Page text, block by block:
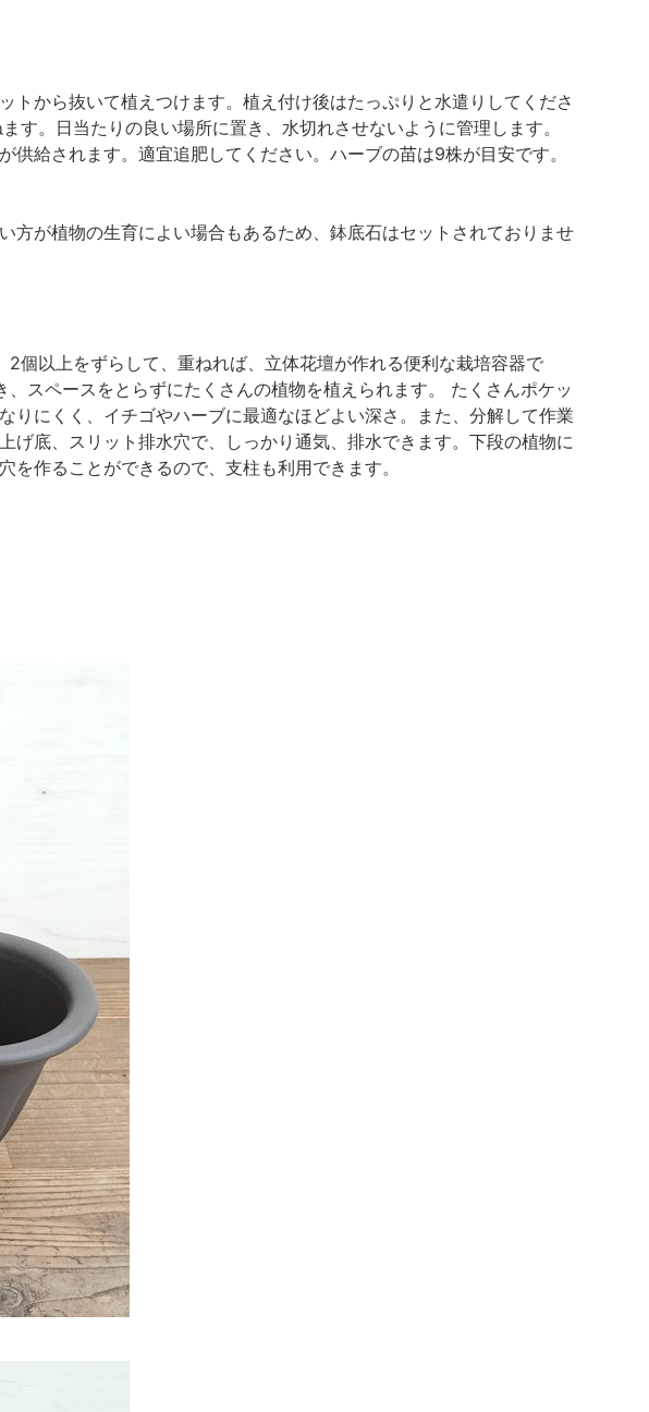
から抜いて植えつけます。植え付け後はたっぷりと水遣りしてくださ
。日当たりの良い場所に置き、水切れさせないように管理します。
給されます。適宜追肥してください。ハーブの苗は9株が目安です。
が植物の生育によい場合もあるため、鉢底石はセットされておりませ
個以上をずらして、重ねれば、立体花壇が作れる便利な栽培容器で
スペースをとらずにたくさんの植物を植えられます。 たくさんポケッ
りにくく、イチゴやハーブに最適なほどよい深さ。また、分解して作業
底、スリット排水穴で、しっかり通気、排水できます。下段の植物に
作ることができるので、支柱も利用できます。